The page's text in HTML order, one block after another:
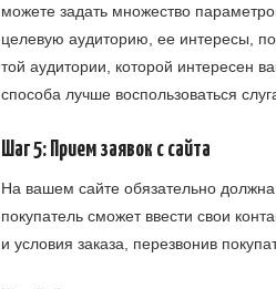
можете задать множество
целевую аудиторию, ее интересы,
той аудитории, которой интересен
способа лучше воспользоваться
Шаг 5: Прием заявок с сайта
На вашем сайте обязательно
покупатель сможет ввести свои
и условия заказа, перезвонив